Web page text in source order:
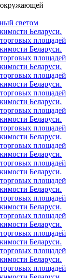
окружающей
светом
Беларуси.
площадей
Беларуси.
площадей
Беларуси.
площадей
Беларуси.
площадей
Беларуси.
площадей
Беларуси.
площадей
Беларуси.
площадей
Беларуси.
площадей
Беларуси.
площадей
Беларуси.
площадей
Беларуси.
площадей
Беларуси.
площадей
Беларуси.
площадей
Беларуси.
площадей